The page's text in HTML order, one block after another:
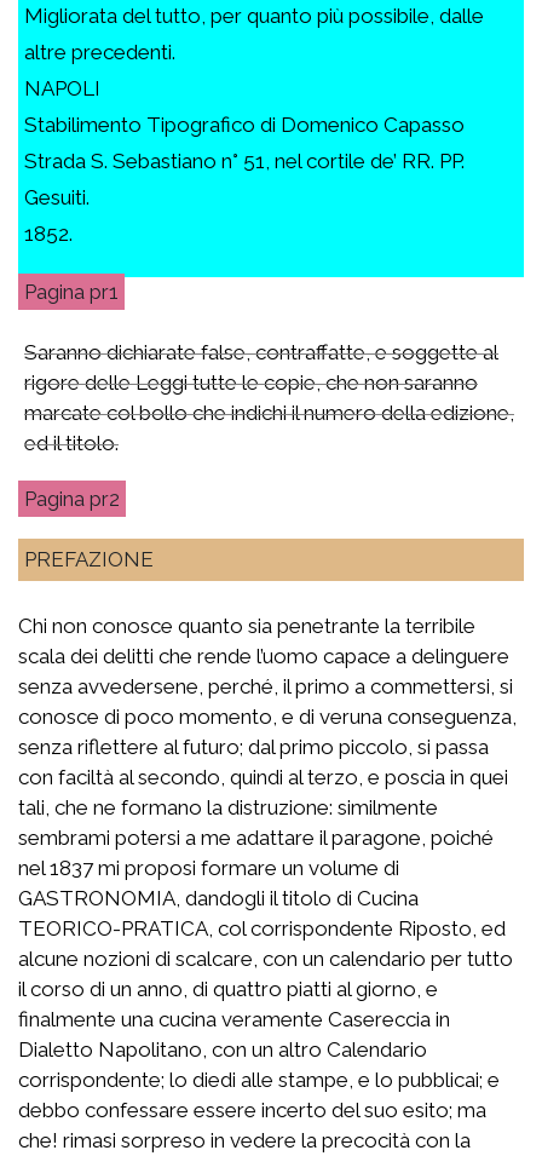
Migliorata del tutto, per quanto più possibile, dalle
altre precedenti.
NAPOLI
Stabilimento Tipografico di Domenico Capasso
Strada S. Sebastiano n° 51, nel cortile de’ RR. PP.
Gesuiti.
1852.
pr1
Saranno dichiarate false, contraffatte, e soggette al
rigore delle Leggi tutte le copie, che non saranno
marcate col bollo che indichi il numero della edizione,
ed il titolo.
pr2
PREFAZIONE
Chi non conosce quanto sia penetrante la terribile
scala dei delitti che rende l’uomo capace a delinguere
senza avvedersene, perché, il primo a commettersi, si
conosce di poco momento, e di veruna conseguenza,
senza riflettere al futuro; dal primo piccolo, si passa
con faciltà al secondo, quindi al terzo, e poscia in quei
tali, che ne formano la distruzione: similmente
sembrami potersi a me adattare il paragone, poiché
nel 1837 mi proposi formare un volume di
GASTRONOMIA, dandogli il titolo di Cucina
TEORICO-PRATICA, col corrispondente Riposto, ed
alcune nozioni di scalcare, con un calendario per tutto
il corso di un anno, di quattro piatti al giorno, e
finalmente una cucina veramente Casereccia in
Dialetto Napolitano, con un altro Calendario
corrispondente; lo diedi alle stampe, e lo pubblicai; e
debbo confessare essere incerto del suo esito; ma
che! rimasi sorpreso in vedere la precocità con la